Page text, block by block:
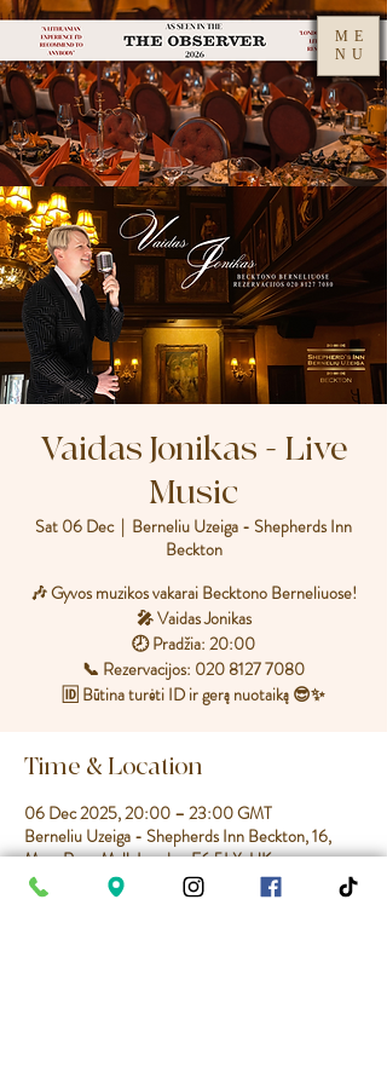
ME
NU
Vaidas Jonikas - Live
Music
Sat 06 Dec
  |
Berneliu Uzeiga - Shepherds Inn
Beckton
🎶 Gyvos muzikos vakarai Becktono Berneliuose!
🎤 Vaidas Jonikas
🕗 Pradžia: 20:00
📞 Rezervacijos: 020 8127 7080
🆔 Būtina turėti ID ir gerą nuotaiką 😎✨
Time & Location
06 Dec 2025, 20:00 – 23:00 GMT
Berneliu Uzeiga - Shepherds Inn Beckton, 16,
Mary Rose Mall, London E6 5LX, UK